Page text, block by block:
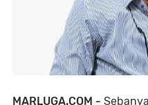
MARLUGA.COM -